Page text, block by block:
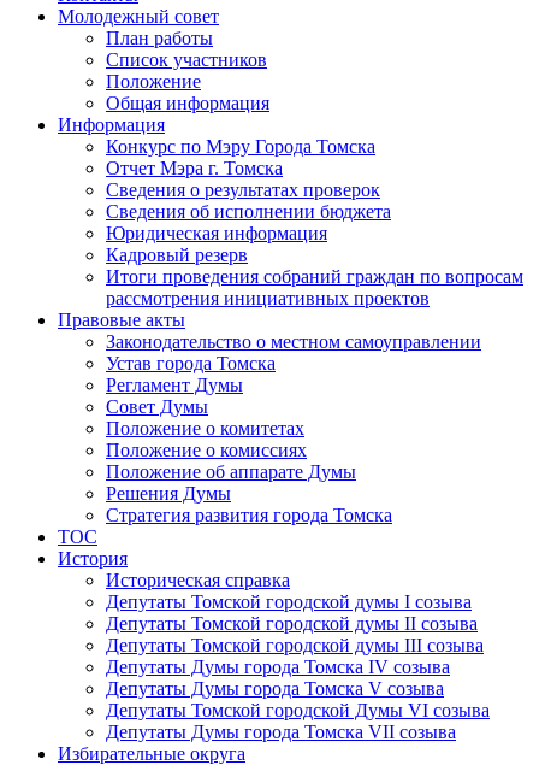
Молодежный совет
План работы
Список участников
Положение
Общая информация
Информация
Конкурс по Мэру Города Томска
Отчет Мэра г. Томска
Сведения о результатах проверок
Сведения об исполнении бюджета
Юридическая информация
Кадровый резерв
Итоги проведения собраний граждан по вопросам
рассмотрения инициативных проектов
Правовые акты
Законодательство о местном самоуправлении
Устав города Томска
Регламент Думы
Совет Думы
Положение о комитетах
Положение о комиссиях
Положение об аппарате Думы
Решения Думы
Стратегия развития города Томска
ТОС
История
Историческая справка
Депутаты Томской городской думы I созыва
Депутаты Томской городской думы II созыва
Депутаты Томской городской думы III созыва
Депутаты Думы города Томска IV созыва
Депутаты Думы города Томска V созыва
Депутаты Томской городской Думы VI созыва
Депутаты Думы города Томска VII созыва
Избирательные округа